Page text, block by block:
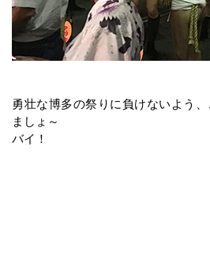
勇壮な博多の祭りに負けないよう
ましょ～
バイ！